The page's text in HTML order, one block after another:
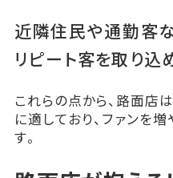
近隣住民や通勤客
リピート客を取り込
これらの点から、路面店
に適しており、ファンを
す。